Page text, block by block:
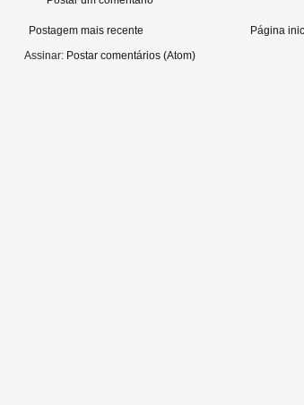
Postagem mais recente
Página
Assinar: Postar comentários (Atom)